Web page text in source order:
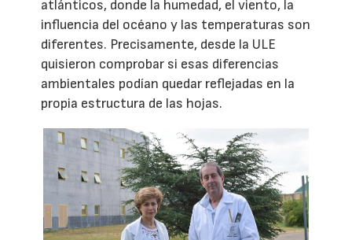
atlánticos, donde la humedad, el viento, la
influencia del océano y las temperaturas son
diferentes. Precisamente, desde la ULE
quisieron comprobar si esas diferencias
ambientales podían quedar reflejadas en la
propia estructura de las hojas.